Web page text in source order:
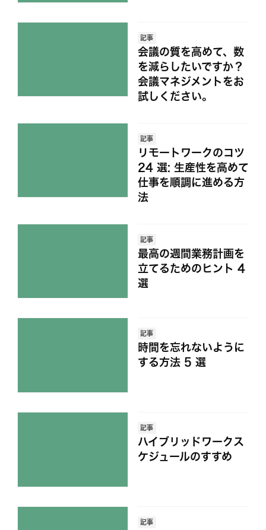
記事
会議の質を高めて、数
を減らしたいですか？
会議マネジメントをお
試しください。
記事
リモートワークのコツ
24 選: 生産性を高めて
仕事を順調に進める方
法
記事
最高の週間業務計画を
立てるためのヒント 4
選
記事
時間を忘れないように
する方法 5 選
記事
ハイブリッドワークス
ケジュールのすすめ
記事